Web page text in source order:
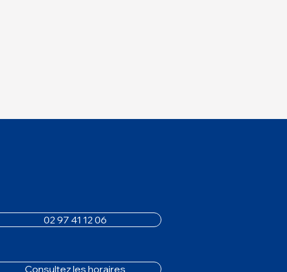
02 97 41 12 06
Consultez les horaires